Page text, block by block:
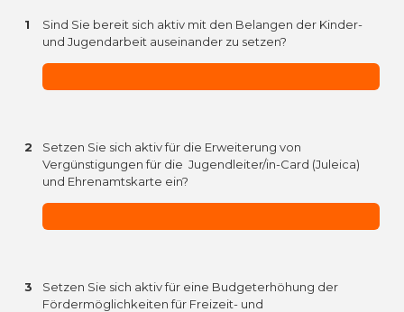
1
Sind Sie bereit sich aktiv mit den Belangen der Kinder-
und Jugendarbeit auseinander zu setzen?
2
Setzen Sie sich aktiv für die Erweiterung von
Vergünstigungen für die Jugendleiter/in-Card (Juleica)
und Ehrenamtskarte ein?
3
Setzen Sie sich aktiv für eine Budgeterhöhung der
Fördermöglichkeiten für Freizeit- und